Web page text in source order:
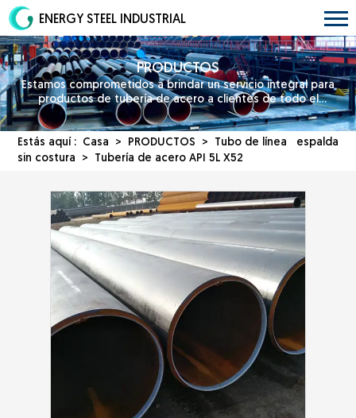
ENERGY STEEL INDUSTRIAL
PRODUCTOS
Estamos comprometidos a brindar un servicio integral para
productos de tubería de acero a clientes de todo el
mundo.
espalda
Estás aquí : Casa > PRODUCTOS > Tubo de línea
sin costura > Tubería de acero API 5L X52